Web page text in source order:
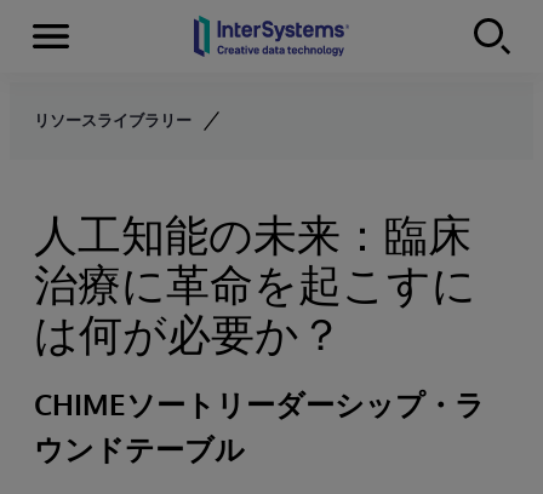
Skip to content
Menu
リソースライブラリー
人工知能の未来：臨床
治療に革命を起こすに
は何が必要か？
CHIMEソートリーダーシップ・ラ
ウンドテーブル